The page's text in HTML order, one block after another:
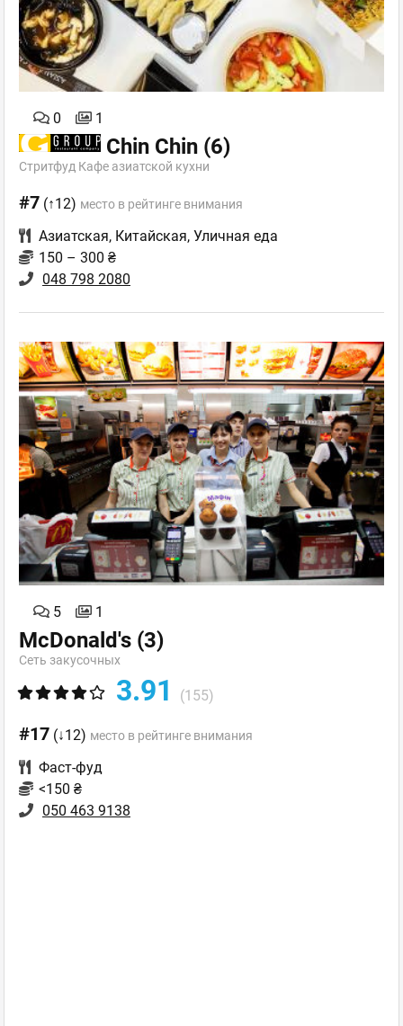
0 1
Chin Chin (6)
Стритфуд Кафе азиатской кухни
#7 (↑12) место в рейтинге внимания
Азиатская, Китайская, Уличная еда
150 – 300 ₴
048 798 2080
5 1
McDonald's (3)
Сеть закусочных
3.91 (155)
#17 (↓12) место в рейтинге внимания
Фаст-фуд
<150 ₴
050 463 9138